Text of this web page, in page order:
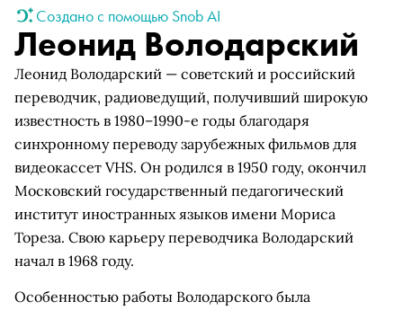
Создано с помощью Snob AI
Леонид Володарский
Леонид Володарский — советский и российский
переводчик, радиоведущий, получивший широкую
известность в 1980–1990-е годы благодаря
синхронному переводу зарубежных фильмов для
видеокассет VHS. Он родился в 1950 году, окончил
Московский государственный педагогический
институт иностранных языков имени Мориса
Тореза. Свою карьеру переводчика Володарский
начал в 1968 году.
Особенностью работы Володарского была